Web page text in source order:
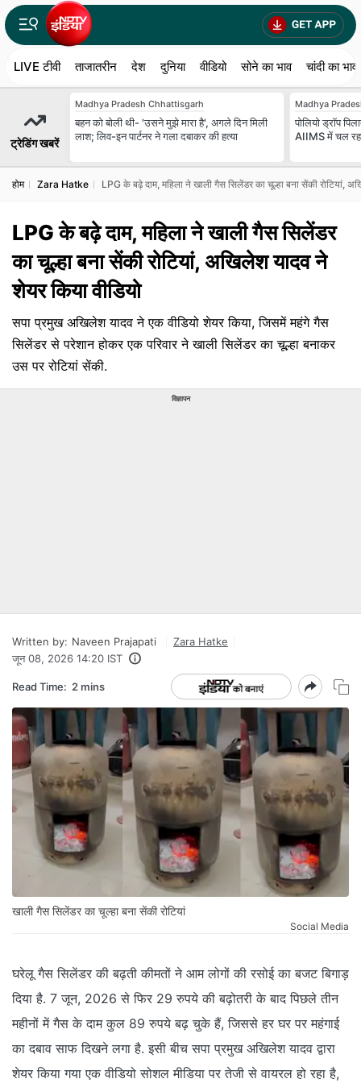
LIVE टीवी ताजातरीन देश दुनिया वीडियो सोने का भाव चांदी का भाव
ट्रेडिंग खबरें
Madhya Pradesh Chhattisgarh
बहन को बोली थी- 'उसने मुझे मारा है', अगले दिन मिली
लाश; लिव-इन पार्टनर ने गला दबाकर की हत्या
Madhya
पोलियो ड्रॉप
AIIMS में चल रहा
होम Zara Hatke LPG के बढ़े दाम, महिला ने खाली गैस सिलेंडर का चूल्हा बना सेंकी रोटियां,
LPG के बढ़े दाम, महिला ने खाली गैस सिलेंडर
का चूल्हा बना सेंकी रोटियां, अखिलेश यादव ने
शेयर किया वीडियो
सपा प्रमुख अखिलेश यादव ने एक वीडियो शेयर किया, जिसमें महंगे गैस
सिलेंडर से परेशान होकर एक परिवार ने खाली सिलेंडर का चूल्हा बनाकर
उस पर रोटियां सेंकी.
विज्ञापन
Written by: Naveen Prajapati
Zara Hatke
जून 08, 2026 14:20 IST
Read Time: 2 mins
खाली गैस सिलेंडर का चूल्‍हा बना सेंकी रोटियां
Social Media
घरेलू गैस सिलेंडर की बढ़ती कीमतों ने आम लोगों की रसोई का बजट बिगाड़
दिया है. 7 जून, 2026 से फिर 29 रुपये की बढ़ोतरी के बाद पिछले तीन
महीनों में गैस के दाम कुल 89 रुपये बढ़ चुके हैं, जिससे हर घर पर महंगाई
का दबाव साफ दिखने लगा है. इसी बीच सपा प्रमुख अखिलेश यादव द्वारा
शेयर किया गया एक वीडियो सोशल मीडिया पर तेजी से वायरल हो रहा है,